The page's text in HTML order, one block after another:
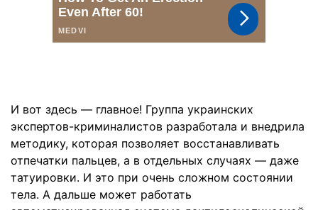
И вот здесь — главное! Группа украинских
экспертов-криминалистов разработала и внедрила
методику, которая позволяет восстанавливать
отпечатки пальцев, а в отдельных случаях — даже
татуировки. И это при очень сложном состоянии
тела. А дальше может работать